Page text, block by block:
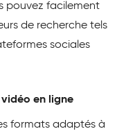
pouvez facilement
de recherche tels
sociales
vidéo en ligne
formats adaptés à